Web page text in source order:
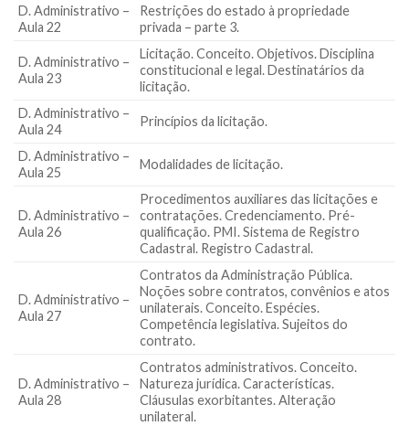
D. Administrativo –
Aula 22
Restrições do estado à propriedade
privada – parte 3.
D. Administrativo –
Aula 23
Licitação. Conceito. Objetivos. Disciplina
constitucional e legal. Destinatários da
licitação.
D. Administrativo –
Aula 24
Princípios da licitação.
D. Administrativo –
Aula 25
Modalidades de licitação.
D. Administrativo –
Aula 26
Procedimentos auxiliares das licitações e
contratações. Credenciamento. Pré-
qualificação. PMI. Sistema de Registro
Cadastral. Registro Cadastral.
D. Administrativo –
Aula 27
Contratos da Administração Pública.
Noções sobre contratos, convênios e atos
unilaterais. Conceito. Espécies.
Competência legislativa. Sujeitos do
contrato.
D. Administrativo –
Aula 28
Contratos administrativos. Conceito.
Natureza jurídica. Características.
Cláusulas exorbitantes. Alteração
unilateral.